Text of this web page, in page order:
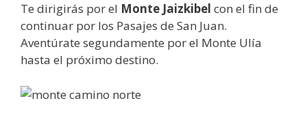
Te dirigirás por el Monte Jaizkibel con el fin de
continuar por los Pasajes de San Juan.
Aventúrate segundamente por el Monte Ulía
hasta el próximo destino.